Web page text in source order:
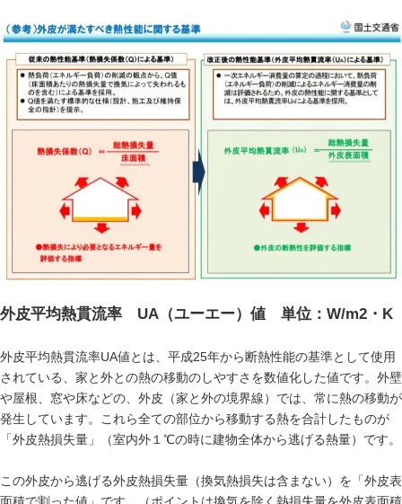
外皮平均熱貫流率 UA（ユーエー）値 単位：W/m2・K
外皮平均熱貫流率UA値とは、平成25年から断熱性能の基準として使用
されている、家と外との熱の移動のしやすさを数値化した値です。外壁
や屋根、窓や床などの、外皮（家と外の境界線）では、常に熱の移動が
発生しています。これら全ての部位から移動する熱を合計したものが
「外皮熱損失量」（室内外１℃の時に建物全体から逃げる熱量）です。
この外皮から逃げる外皮熱損失量（換気熱損失は含まない）を「外皮表